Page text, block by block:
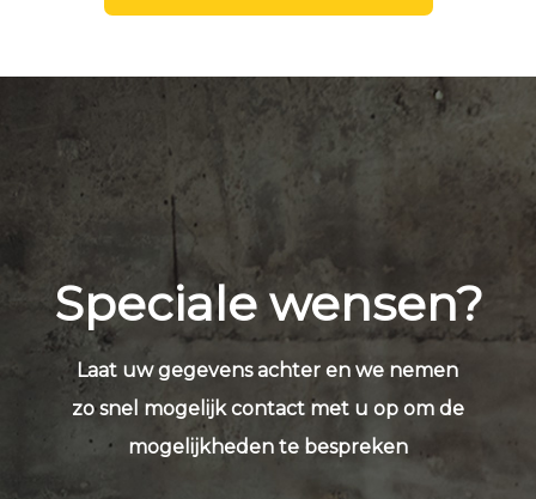
Speciale wensen?
Laat uw gegevens achter en we nemen
zo snel mogelijk contact met u op om de
mogelijkheden te bespreken